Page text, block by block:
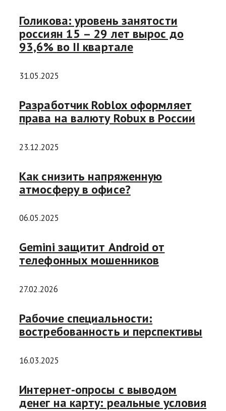
Голикова: уровень занятости
россиян 15 – 29 лет вырос до
93,6% во II квартале
31.05.2025
Разработчик Roblox оформляет
права на валюту Robux в России
23.12.2025
Как снизить напряженную
атмосферу в офисе?
06.05.2025
Gemini защитит Android от
телефонных мошенников
27.02.2026
Рабочие специальности:
востребованность и перспективы
16.03.2025
Интернет-опросы с выводом
денег на карту: реальные условия